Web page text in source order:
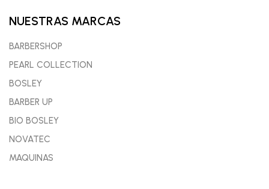
NUESTRAS MARCAS
BARBERSHOP
PEARL COLLECTION
BOSLEY
BARBER UP
BIO BOSLEY
NOVATEC
MAQUINAS